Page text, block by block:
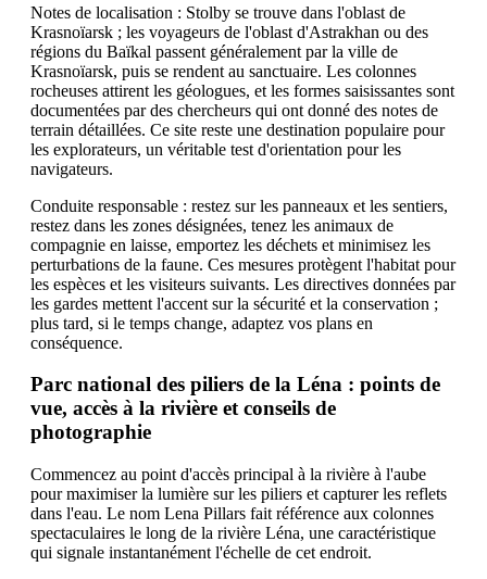
Notes de localisation : Stolby se trouve dans l'oblast de
Krasnoïarsk ; les voyageurs de l'oblast d'Astrakhan ou des
régions du Baïkal passent généralement par la ville de
Krasnoïarsk, puis se rendent au sanctuaire. Les colonnes
rocheuses attirent les géologues, et les formes saisissantes sont
documentées par des chercheurs qui ont donné des notes de
terrain détaillées. Ce site reste une destination populaire pour
les explorateurs, un véritable test d'orientation pour les
navigateurs.
Conduite responsable : restez sur les panneaux et les sentiers,
restez dans les zones désignées, tenez les animaux de
compagnie en laisse, emportez les déchets et minimisez les
perturbations de la faune. Ces mesures protègent l'habitat pour
les espèces et les visiteurs suivants. Les directives données par
les gardes mettent l'accent sur la sécurité et la conservation ;
plus tard, si le temps change, adaptez vos plans en
conséquence.
Parc national des piliers de la Léna : points de
vue, accès à la rivière et conseils de
photographie
Commencez au point d'accès principal à la rivière à l'aube
pour maximiser la lumière sur les piliers et capturer les reflets
dans l'eau. Le nom Lena Pillars fait référence aux colonnes
spectaculaires le long de la rivière Léna, une caractéristique
qui signale instantanément l'échelle de cet endroit.